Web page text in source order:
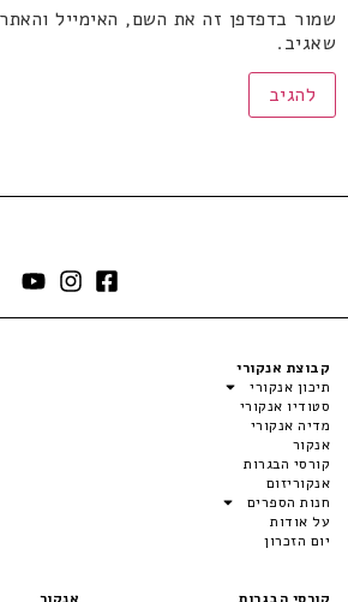
שמור בדפדפן זה את השם, האימייל
שאגיב.
קבוצת אנקורי
תיכון אנקורי
סטודיו אנקורי
מדיה אנקורי
אנקור
קורסי הבגרות
אנקוריזום
חנות הספרים
על אודות
יום הזכרון